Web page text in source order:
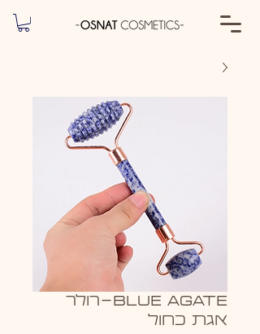
BLUE AGATE-רולר
אגת כחול